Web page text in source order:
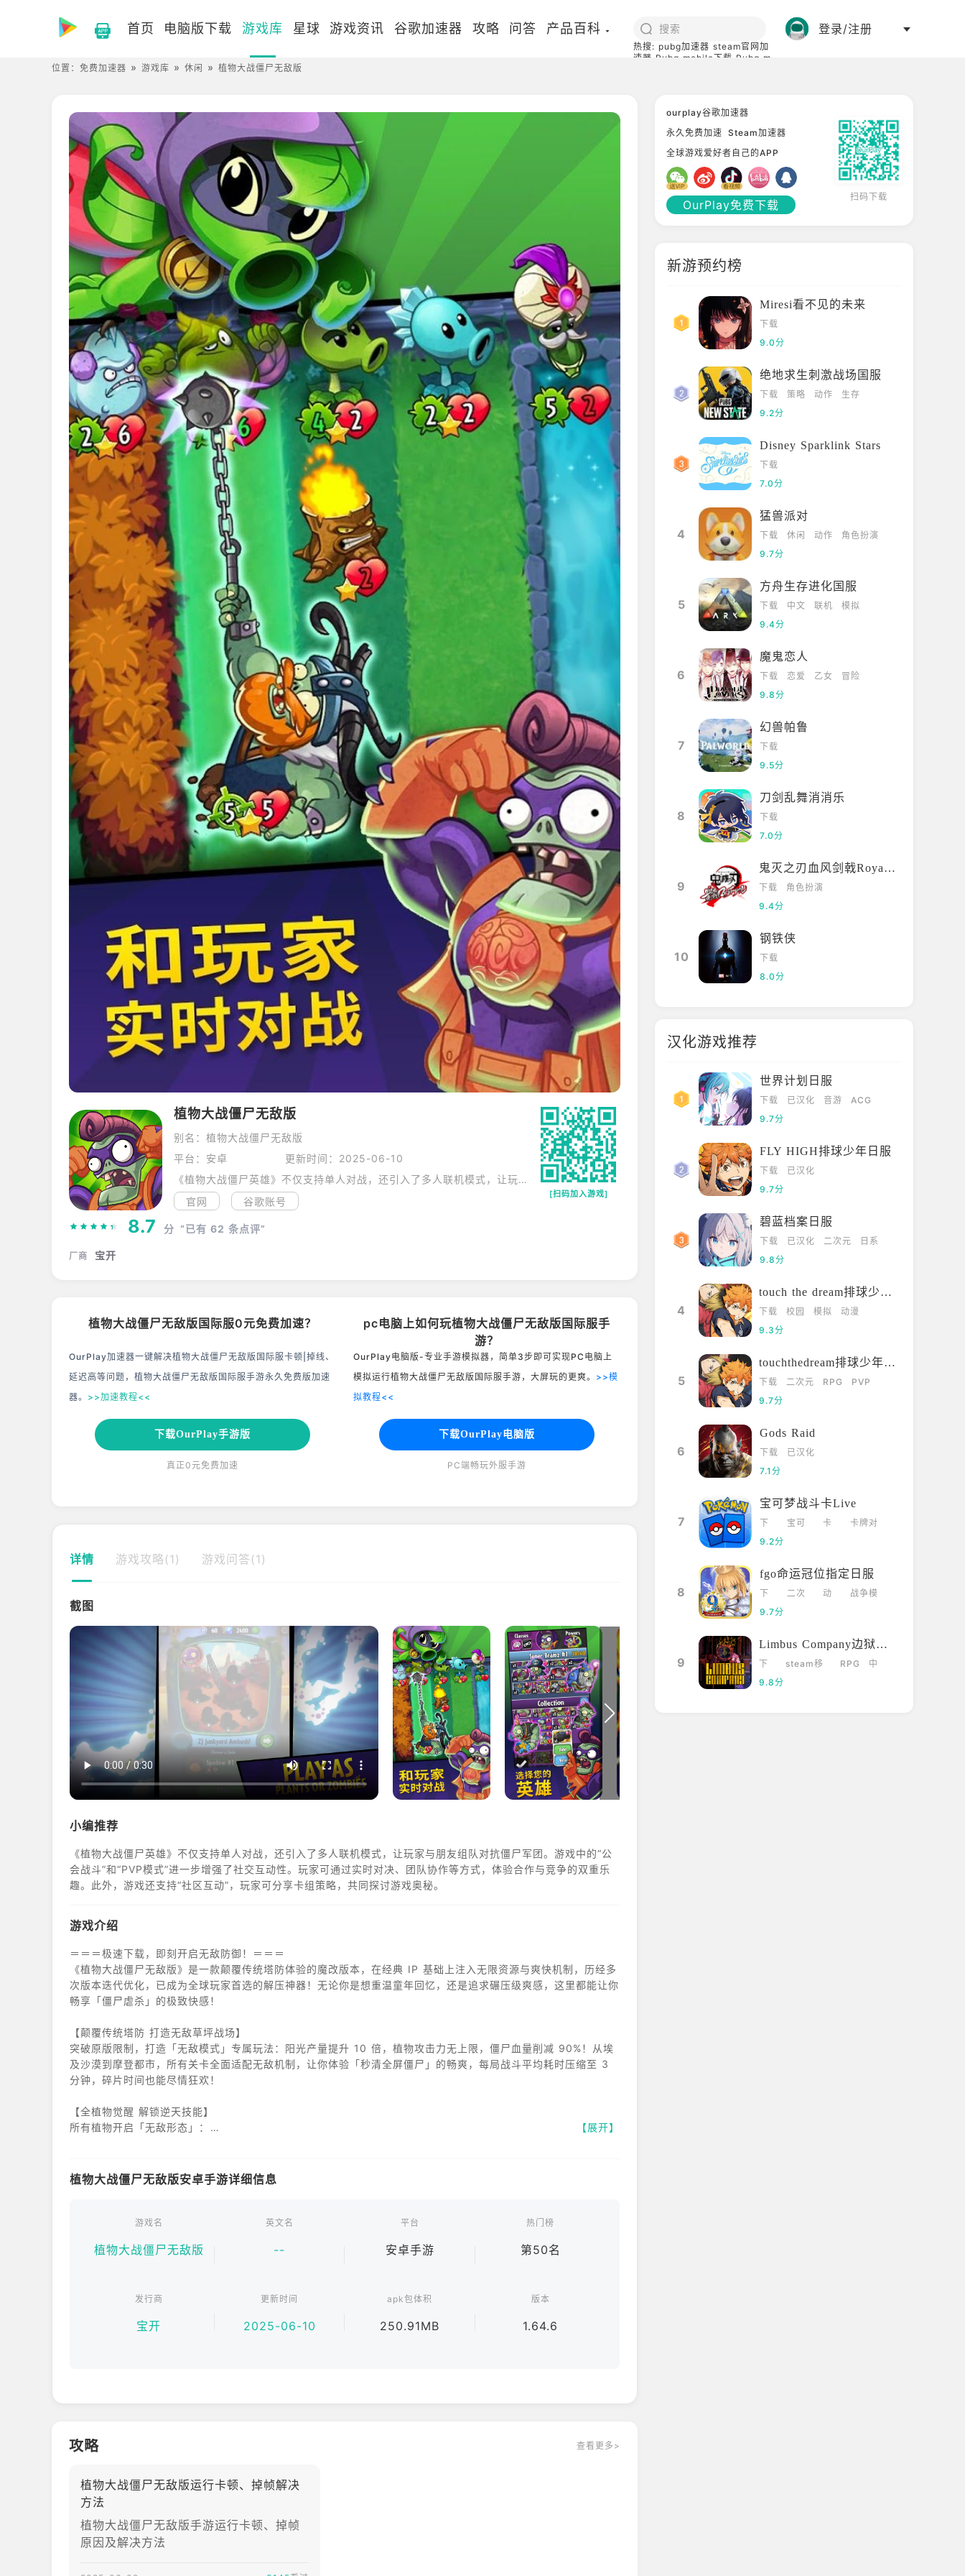
首页 电脑版下载 游戏库 星球 游戏资讯 谷歌加速器 攻略 问答 产品百科
热搜: pubg加速器 steam官网加
速器 Pubg mobile下载 Pubg m
登录/注册
位置： 免费加速器 游戏库 休闲 植物大战僵尸无敌版
植物大战僵尸无敌版
别名：植物大战僵尸无敌版
平台：安卓
更新时间：2025-06-10
《植物大战僵尸英雄》不仅支持单人对战，还引入了多人联机模式，让玩家与朋友组队对抗僵尸军团。游戏中的“公会战斗”和“PVP模式”进一步增强了社交互动性。玩家可通过实时对决、团队协作等方式，体验合作与竞争的双重乐趣。此外，游戏还支持“社区互动”，玩家可分享卡组策略，共同探讨游戏奥秘。
官网
谷歌账号
[扫码加入游戏]
8.7 分 “已有 62 条点评”
厂商 宝开
植物大战僵尸无敌版国际服0元免费加速？
OurPlay加速器一键解决植物大战僵尸无敌版国际服卡顿|掉线、
延迟高等问题，植物大战僵尸无敌版国际服手游永久免费版加速
器。 >>加速教程<<
下载OurPlay手游版
真正0元免费加速
pc电脑上如何玩植物大战僵尸无敌版国际服手
游？
OurPlay电脑版-专业手游模拟器，简单3步即可实现PC电脑上
模拟运行植物大战僵尸无敌版国际服手游，大屏玩的更爽。 >>模
拟教程<<
下载OurPlay电脑版
PC端畅玩外服手游
详情 游戏攻略(1) 游戏问答(1)
截图
小编推荐
《植物大战僵尸英雄》不仅支持单人对战，还引入了多人联机模式，让玩家与朋友组队对抗僵尸军团。游戏中的“公
会战斗”和“PVP模式”进一步增强了社交互动性。玩家可通过实时对决、团队协作等方式，体验合作与竞争的双重乐
趣。此外，游戏还支持“社区互动”，玩家可分享卡组策略，共同探讨游戏奥秘。
游戏介绍
＝＝＝极速下载，即刻开启无敌防御！＝＝＝
《植物大战僵尸无敌版》是一款颠覆传统塔防体验的魔改版本，在经典 IP 基础上注入无限资源与爽快机制，历经多
次版本迭代优化，已成为全球玩家首选的解压神器！无论你是想重温童年回忆，还是追求碾压级爽感，这里都能让你
畅享「僵尸虐杀」的极致快感！
【颠覆传统塔防 打造无敌草坪战场】
突破原版限制，打造「无敌模式」专属玩法：阳光产量提升 10 倍，植物攻击力无上限，僵尸血量削减 90%！从埃
及沙漠到摩登都市，所有关卡全面适配无敌机制，让你体验「秒清全屏僵尸」的畅爽，每局战斗平均耗时压缩至 3
分钟，碎片时间也能尽情狂欢！
【全植物觉醒 解锁逆天技能】
所有植物开启「无敌形态」：
向日葵：升级为「光能核心」，每秒自动生产 50 阳光，额外召唤「阳光守卫者」协助防御
更有隐藏植物「时空仙人掌」登场，普攻可冻结时间，大招召唤陨石毁灭全场！
【无限资源系统 解压式养成】
叶绿素狂飙：能量豆储量无限，随时触发植物大招清屏
时空乱流：随机混搭各世界僵尸与植物，体验「海盗僵尸 VS 未来植物」的错乱战场
采用优化引擎，低端机型也能流畅运行：
支持「一键托管」自动战斗，解放双手
离线模式下仍可获取全额奖励，断网也能畅玩
【展开】
植物大战僵尸无敌版安卓手游详细信息
游戏名
植物大战僵尸无敌版
英文名
--
平台
安卓手游
热门榜
第50名
发行商
宝开
更新时间
2025-06-10
apk包体积
250.91MB
版本
1.64.6
攻略 查看更多>
植物大战僵尸无敌版运行卡顿、掉帧解决
方法
植物大战僵尸无敌版手游运行卡顿、掉帧
原因及解决方法
ourplay谷歌加速器
永久免费加速 Steam加速器
全球游戏爱好者自己的APP
OurPlay免费下载
扫码下载
新游预约榜
Miresi看不见的未来
下载
9.0分
绝地求生刺激战场国服
下载 策略 动作
生存
9.2分
Disney Sparklink Stars
下载
7.0分
4
猛兽派对
下载 休闲 动作
角色扮演
9.7分
5
方舟生存进化国服
下载 中文 联机
模拟
9.4分
6
魔鬼恋人
下载 恋爱 乙女
冒险
9.8分
7
幻兽帕鲁
下载
9.5分
8
刀剑乱舞消消乐
下载
7.0分
9
鬼灭之刃血风剑戟Royale国际服
下载
角色扮演
9.4分
10
钢铁侠
下载
8.0分
汉化游戏推荐
世界计划日服
下载 已汉化 音游
ACG
9.7分
FLY HIGH排球少年日服
下载
已汉化
9.7分
碧蓝档案日服
下载 已汉化 二次元
日系
9.8分
4
touch the dream排球少年韩服
下载 校园 模拟
动漫
9.3分
5
touchthedream排球少年日服
下载 二次元 RPG
PVP
9.7分
6
Gods Raid
下载
已汉化
7.1分
7
宝可梦战斗卡Live
下
载
宝可
卡
卡牌对
9.2分
8
fgo命运冠位指定日服
下
载
二次
动
战争模
9.7分
9
Limbus Company边狱巴士
下
载
steam移
RPG
中
9.8分